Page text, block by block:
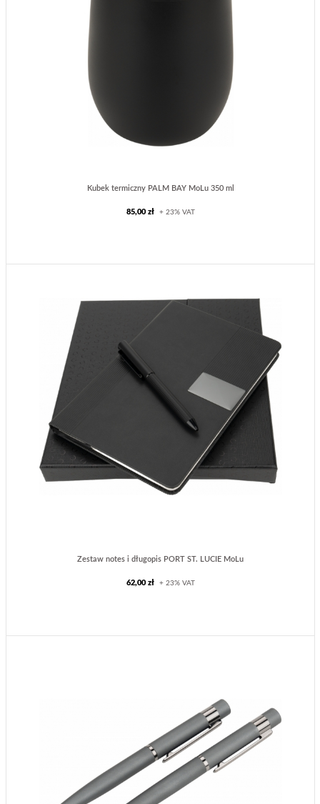
Kubek termiczny PALM BAY MoLu 350 ml
85,00 zł + 23% VAT
Zestaw notes i długopis PORT ST. LUCIE MoLu
62,00 zł + 23% VAT